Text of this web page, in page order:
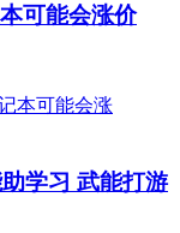
可能会涨价
学习 武能打游